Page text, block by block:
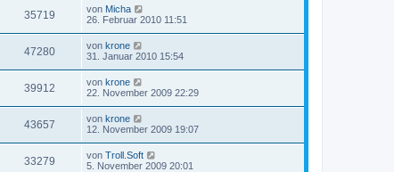
35719 von Micha
26. Februar 2010 11:51
47280 von krone
31. Januar 2010 15:54
39912 von krone
22. November 2009 22:29
43657 von krone
12. November 2009 19:07
33279 von Troll.Soft
5. November 2009 20:01